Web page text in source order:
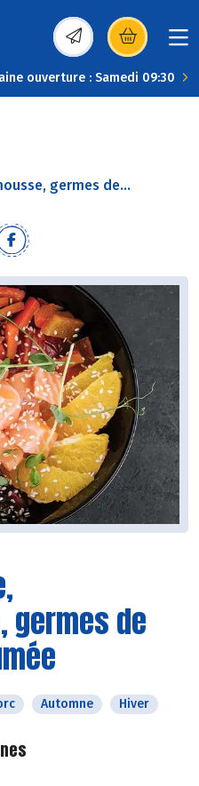
(s’ouvre dans une
ouverture : Samedi 09:30
germes de...
germes de
Automne Hiver